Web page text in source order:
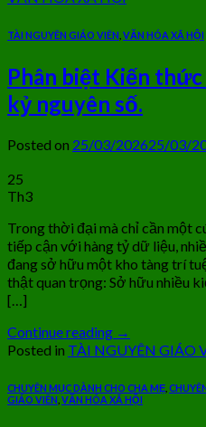
TÀI NGUYÊN GIÁO VIÊN VĂN HÓA XÃ HỘI
Phân biệt Kiến
kỷ nguyên số.
Posted on 25/03/202625/03/
25
Th3
Trong thời đại mà chỉ cần một
tiếp cận với hàng tỷ dữ liệu,
đang sở hữu một kho tàng trí
thật quan trọng: Sở hữu nhiều
[…]
Continue reading →
Posted in TÀI NGUYÊN GIÁO
CHUYÊN MỤC DÀNH CHO CHA MẸ
GIÁO VIÊN VĂN HÓA XÃ HỘI